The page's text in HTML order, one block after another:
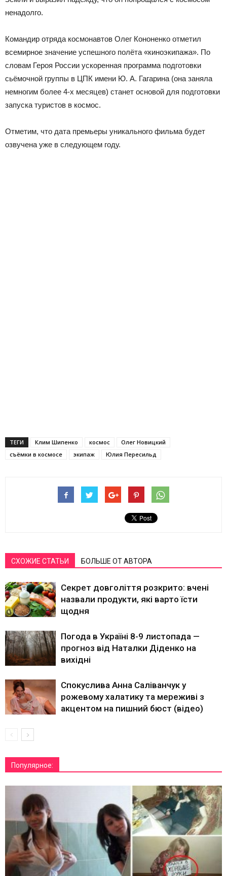
ненадолго.
Командир отряда космонавтов Олег Кононенко отметил
всемирное значение успешного полёта «киноэкипажа». По
словам Героя России ускоренная программа подготовки
сьёмочной группы в ЦПК имени Ю. А. Гагарина (она заняла
немногим более 4-х месяцев) станет основой для подготовки
запуска туристов в космос.
Отметим, что дата премьеры уникального фильма будет
озвучена уже в следующем году.
ТЕГИ Клим Шипенко космос
Олег Новицкий
съёмки в космосе
экипаж Юлия Пересильд
СХОЖИЕ СТАТЬИ БОЛЬШЕ ОТ АВТОРА
Секрет довголіття розкрито: вчені
назвали продукти, які варто їсти
щодня
Погода в Україні 8-9 листопада —
прогноз від Наталки Діденко на
вихідні
Спокуслива Анна Саліванчук у
рожевому халатику та мереживі з
акцентом на пишний бюст (відео)
Популярное: